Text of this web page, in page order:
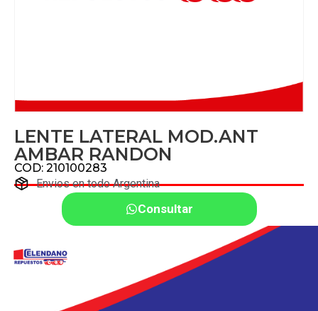
LENTE LATERAL MOD.ANT
AMBAR RANDON
COD: 210100283
Envios en todo Argentina
Consultar